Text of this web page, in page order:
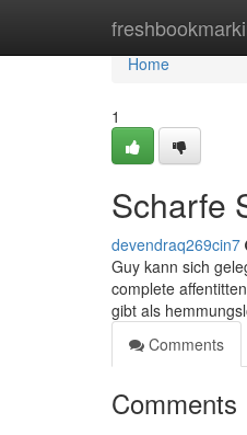
Home
Home
1
Scharfe
devendraq269cin7
Guy kann sich
complete
gibt als
Comments
Comments